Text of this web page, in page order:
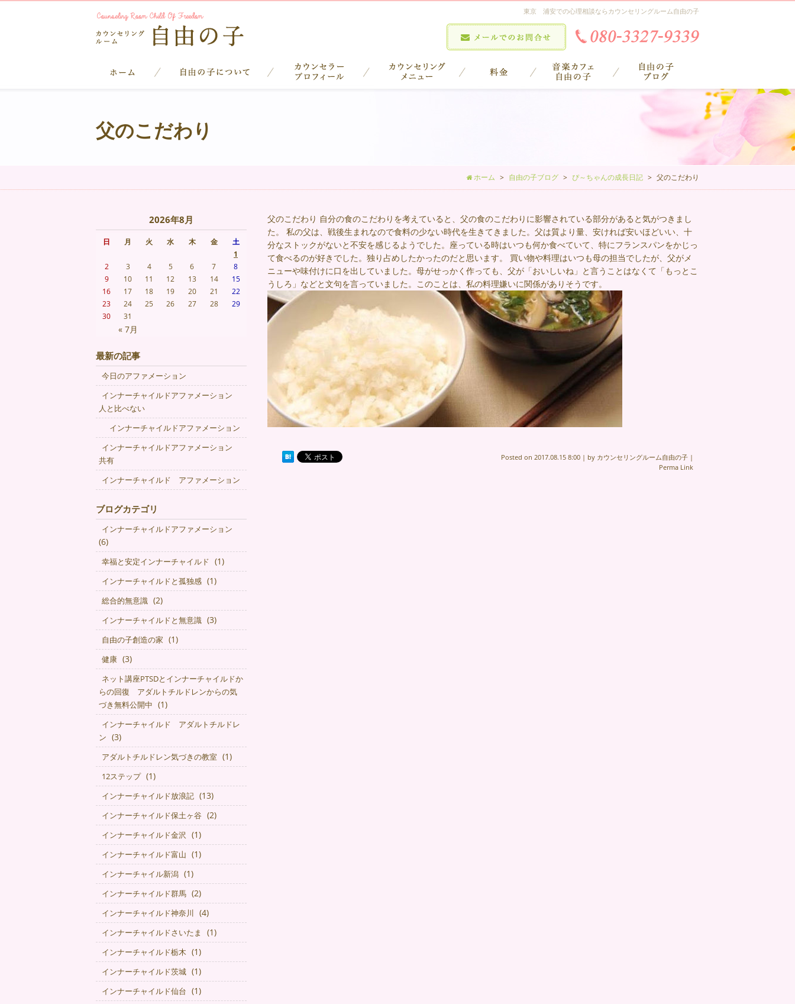
東京 浦安での心理相談ならカウンセリングルーム自由の子
父のこだわり
ホーム 自由の子ブログ ぴ～ちゃんの成長日記 父のこだわり
父のこだわり 自分の食のこだわりを考えていると、父の食のこだわりに影響されている部分があると気がつきまし
た。 私の父は、戦後生まれなので食料の少ない時代を生きてきました。父は質より量、安ければ安いほどいい、十
分なストックがないと不安を感じるようでした。座っている時はいつも何か食べていて、特にフランスパンをかじっ
て食べるのが好きでした。独り占めしたかったのだと思います。 買い物や料理はいつも母の担当でしたが、父がメ
ニューや味付けに口を出していました。母がせっかく作っても、父が「おいしいね」と言うことはなくて「もっとこ
うしろ」などと文句を言っていました。このことは、私の料理嫌いに関係がありそうです。
Posted on 2017.08.15 8:00 | by カウンセリングルーム自由の子 |
Perma Link
2026年8月
日 月 火 水 木 金 土
« 7月
1
2
3 4 5 6 7
8
9
10 11 12 13 14
15
16
17 18 19 20 21
22
23
24 25 26 27 28
29
30
31
最新の記事
今日のアファメーション
インナーチャイルドアファメーション
人と比べない
インナーチャイルドアファメーション
インナーチャイルドアファメーション
共有
インナーチャイルド アファメーション
ブログカテゴリ
インナーチャイルドアファメーション
(6)
幸福と安定インナーチャイルド (1)
インナーチャイルドと孤独感 (1)
総合的無意識 (2)
インナーチャイルドと無意識 (3)
自由の子創造の家 (1)
健康 (3)
ネット講座PTSDとインナーチャイルドか
らの回復 アダルトチルドレンからの気
づき無料公開中 (1)
インナーチャイルド アダルトチルドレ
ン (3)
アダルトチルドレン気づきの教室 (1)
12ステップ (1)
インナーチャイルド放浪記 (13)
インナーチャイルド保土ヶ谷 (2)
インナーチャイルド金沢 (1)
インナーチャイルド富山 (1)
インナーチャイル新潟 (1)
インナーチャイルド群馬 (2)
インナーチャイルド神奈川 (4)
インナーチャイルドさいたま (1)
インナーチャイルド栃木 (1)
インナーチャイルド茨城 (1)
インナーチャイルド仙台 (1)